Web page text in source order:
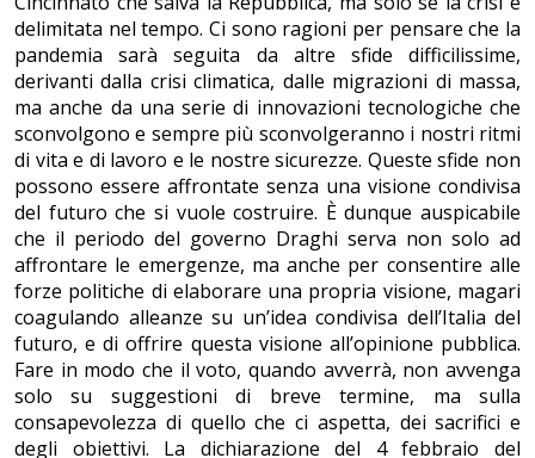
delimitata nel tempo. Ci sono ragioni per pensare che la
pandemia sarà seguita da altre sfide difficilissime,
derivanti dalla crisi climatica, dalle migrazioni di massa,
ma anche da una serie di innovazioni tecnologiche che
sconvolgono e sempre più sconvolgeranno i nostri ritmi
di vita e di lavoro e le nostre sicurezze. Queste sfide non
possono essere affrontate senza una visione condivisa
del futuro che si vuole costruire. È dunque auspicabile
che il periodo del governo Draghi serva non solo ad
affrontare le emergenze, ma anche per consentire alle
forze politiche di elaborare una propria visione, magari
coagulando alleanze su un’idea condivisa dell’Italia del
futuro, e di offrire questa visione all’opinione pubblica.
Fare in modo che il voto, quando avverrà, non avvenga
solo su suggestioni di breve termine, ma sulla
consapevolezza di quello che ci aspetta, dei sacrifici e
degli obiettivi. La dichiarazione del 4 febbraio del